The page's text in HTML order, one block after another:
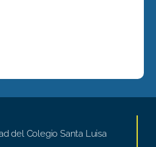
del Colegio Santa Luisa